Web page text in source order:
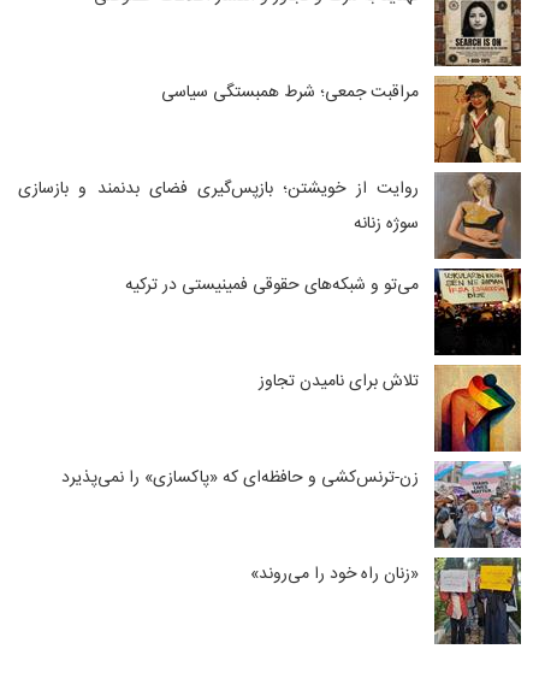
مراقبت جمعی؛ شرط همبستگی سیاسی
روایت از خویشتن؛ بازپس‌گیری فضای بدنمند و بازسازی
سوژه زنانه
می‌تو و شبکه‌های حقوقی فمینیستی در ترکیه
تلاش برای نامیدن تجاوز
زن-ترنس‌کشی و حافظه‌ای که «پاکسازی» را نمی‌پذیرد
«زنان راه خود را می‌روند»